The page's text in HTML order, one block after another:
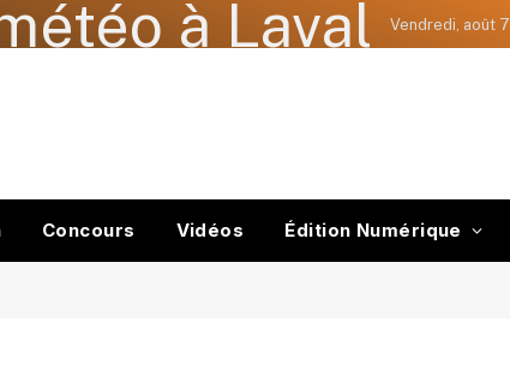
à Laval Vendredi, août 7
Concours Vidéos Édition Numérique